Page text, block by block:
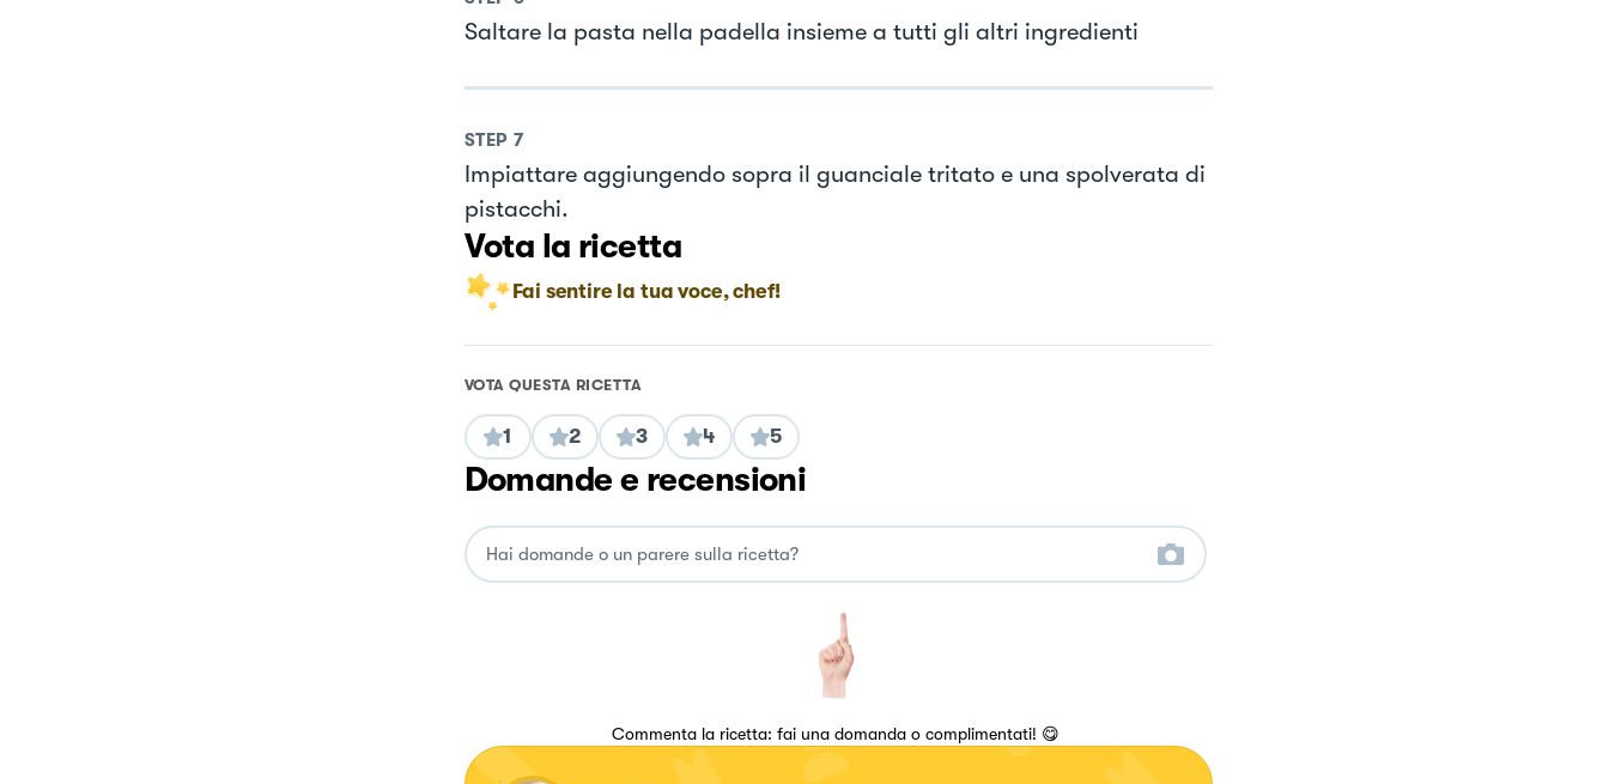
Saltare la pasta nella padella insieme a tutti gli altri ingredienti
STEP 7
Impiattare aggiungendo sopra il guanciale tritato e una spolverata di
pistacchi.
Vota la ricetta
Fai sentire la tua voce, chef!
VOTA QUESTA RICETTA
1 2 3 4 5
Domande e recensioni
Commenta la ricetta: fai una domanda o complimentati! 😋